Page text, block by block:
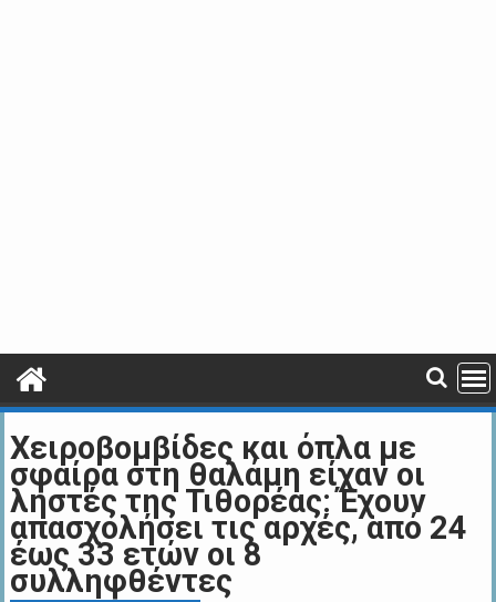
Χειροβομβίδες και όπλα με
σφαίρα στη θαλάμη είχαν οι
ληστές της Τιθορέας: Έχουν
απασχολήσει τις αρχές, από 24
έως 33 ετών οι 8
συλληφθέντες